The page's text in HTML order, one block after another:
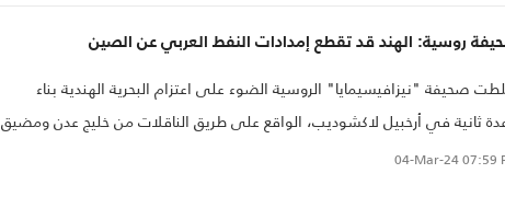
روسية: الهند قد تقطع إمدادات النفط العربي عن الصين
صحيفة "نيزافيسيمايا" الروسية الضوء على اعتزام البحرية الهندية بناء
ثانية في أرخبيل لاكشوديب، الواقع على طريق الناقلات من خليج عدن ومضيق
إلى مضيق ملقا.
04-Mar-2407:59